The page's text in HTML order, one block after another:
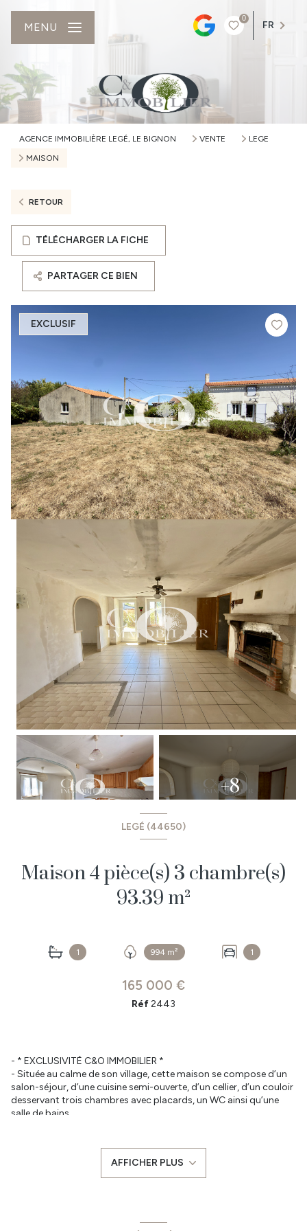
0
FR
MENU
AGENCE IMMOBILIÈRE LEGÉ, LE BIGNON VENTE
LEGE
MAISON
RETOUR
TÉLÉCHARGER LA FICHE
PARTAGER CE BIEN
EXCLUSIF
+8
LEGÉ (44650)
Maison 4 pièce(s) 3 chambre(s)
93.39 m²
1 994 m² 1
165 000 €
Réf2443
- * EXCLUSIVITÉ C&O IMMOBILIER *
- Située au calme de son village, cette maison se compose d’un
salon-séjour, d’une cuisine semi-ouverte, d’un cellier, d’un couloir
desservant trois chambres avec placards, un WC ainsi qu’une
salle de bains.
L’ensemble est édifié sur une parcelle de 994 m². Des travaux de
rafraichissement / rénovation seront à prévoir sur la partie
AFFICHER PLUS